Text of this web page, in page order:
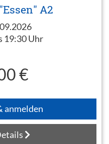
A2
19:30 Uhr
€
anmelden